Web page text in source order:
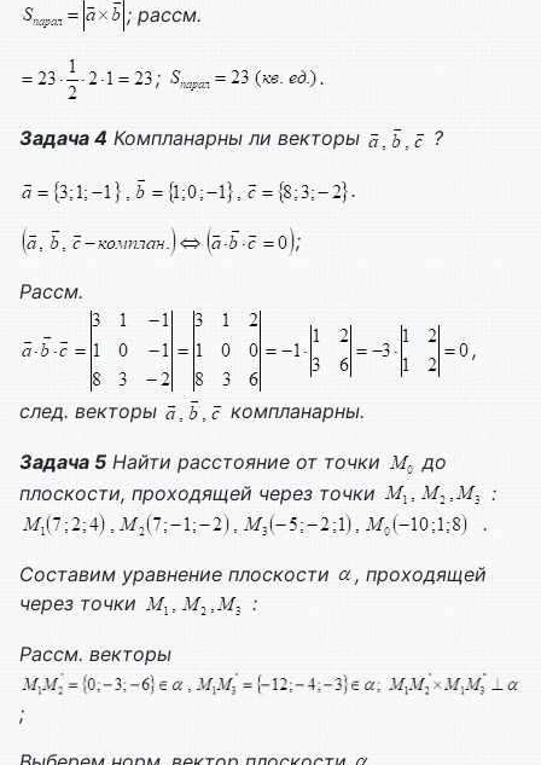
; рассм.
; .
Задача 4 Компланарны ли векторы ?
.
;
Рассм.
,
след. векторы компланарны.
Задача 5 Найти расстояние от точки
до
плоскости, проходящей через точки
:
.
Составим уравнение плоскости
, проходящей
через точки
:
Рассм. векторы
;